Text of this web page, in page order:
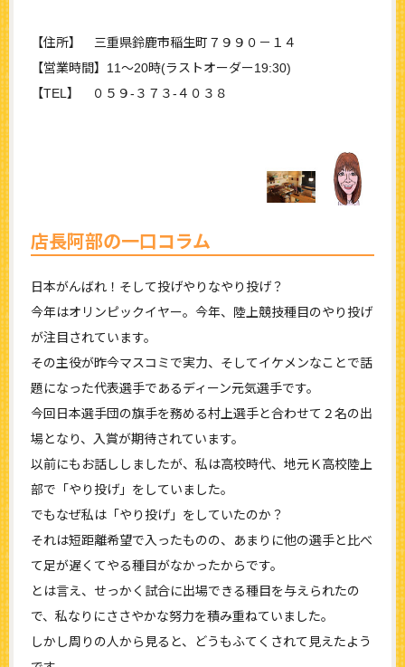
【住所】 三重県鈴鹿市稲生町７９９０－１４
【営業時間】11～20時(ラストオーダー19:30)
【TEL】 ０５９‐３７３‐４０３８
店長阿部の一口コラム
日本がんばれ！そして投げやりなやり投げ？
今年はオリンピックイヤー。今年、陸上競技種目のやり投げ
が注目されています。
その主役が昨今マスコミで実力、そしてイケメンなことで話
題になった代表選手であるディーン元気選手です。
今回日本選手団の旗手を務める村上選手と合わせて２名の出
場となり、入賞が期待されています。
以前にもお話ししましたが、私は高校時代、地元Ｋ高校陸上
部で「やり投げ」をしていました。
でもなぜ私は「やり投げ」をしていたのか？
それは短距離希望で入ったものの、あまりに他の選手と比べ
て足が遅くてやる種目がなかったからです。
とは言え、せっかく試合に出場できる種目を与えられたの
で、私なりにささやかな努力を積み重ねていました。
しかし周りの人から見ると、どうもふてくされて見えたよう